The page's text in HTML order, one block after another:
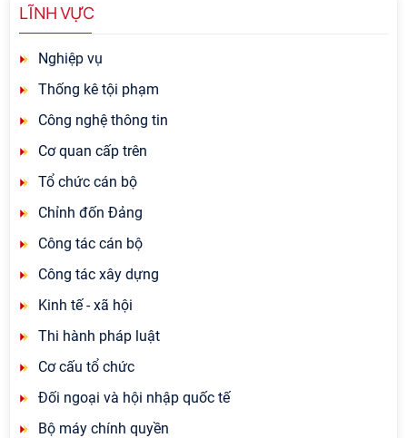
LĨNH VỰC
Nghiệp vụ
Thống kê tội phạm
Công nghệ thông tin
Cơ quan cấp trên
Tổ chức cán bộ
Chỉnh đốn Đảng
Công tác cán bộ
Công tác xây dựng
Kinh tế - xã hội
Thi hành pháp luật
Cơ cấu tổ chức
Đối ngoại và hội nhập quốc tế
Bộ máy chính quyền